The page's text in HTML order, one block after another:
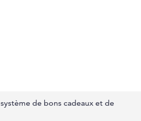
système de bons cadeaux et de